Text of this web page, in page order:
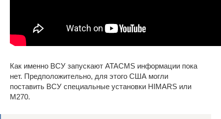
Как именно ВСУ запускают ATACMS информации пока
нет. Предположительно, для этого США могли
поставить ВСУ специальные установки HIMARS или
M270.